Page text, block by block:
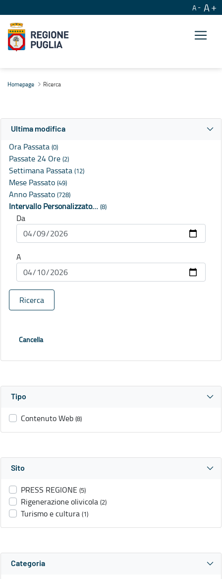
A A
Homepage Ricerca
Ultima modifica
Ora Passata (0)
Passate 24 Ore (2)
Settimana Passata (12)
Mese Passato (49)
Anno Passato (728)
Intervallo Personalizzato… (8)
Da
A
Ricerca
Cancella
Tipo
Contenuto Web (8)
Sito
PRESS REGIONE (5)
Rigenerazione olivicola (2)
Turismo e cultura (1)
Categoria